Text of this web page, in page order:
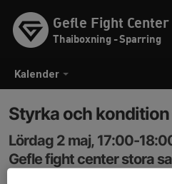
Kalender
Gefle Fight Center
Thaiboxning - Sparring
Styrka och
Lördag 2 maj, 17:00-
Gefle fight center stora